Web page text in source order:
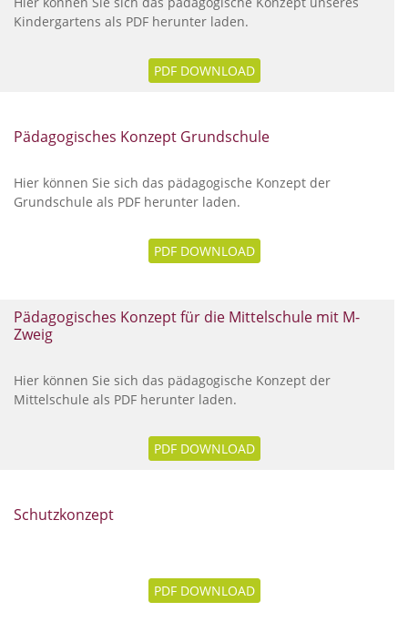
Kindergartens als PDF herunter laden.
PDF DOWNLOAD
Pädagogisches Konzept Grundschule
Hier können Sie sich das pädagogische Konzept der
Grundschule als PDF herunter laden.
PDF DOWNLOAD
Pädagogisches Konzept für die Mittelschule mit M-
Zweig
Hier können Sie sich das pädagogische Konzept der
Mittelschule als PDF herunter laden.
PDF DOWNLOAD
Schutzkonzept
PDF DOWNLOAD